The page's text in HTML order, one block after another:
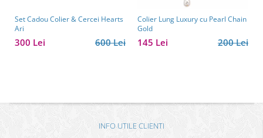
Set Cadou Colier & Cercei Hearts
Ari
600 Lei
300 Lei
Colier Lung Luxury cu Pearl Chain
Gold
200 Lei
145 Lei
INFO UTILE CLIENTI